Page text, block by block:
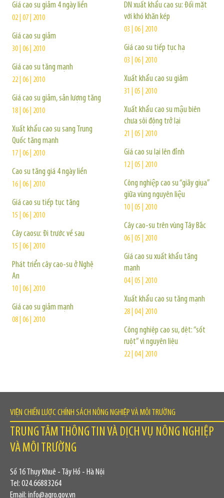
Giá cao su giảm 4 ngày liền
02 | 07 | 2010
Giá cao su giảm
30 | 06 | 2010
Giá cao su tăng mạnh
22 | 06 | 2010
Giá cao su giảm, sản lượng tăng
18 | 06 | 2010
Xuất khẩu cao su sang Trung
Quốc tăng mạnh
17 | 06 | 2010
Cao su tăng giá 4 ngày liền
16 | 06 | 2010
Giá cao su tiếp tục tăng
15 | 06 | 2010
Cây caosu: Đi trước về sau
15 | 06 | 2010
Phát triển cây cao-su ở Nghệ
An
10 | 06 | 2010
Giá cao su giảm mạnh
08 | 06 | 2010
DN xuất khẩu cao su: Đối mặt
với khó khăn kép
03 | 06 | 2010
Giá cao su tiếp tục hạ
03 | 06 | 2010
Xuất khẩu cao su giảm
31 | 05 | 2010
Xuất khẩu cao su mậu biên
chưa sôi động trở lại
21 | 05 | 2010
Giá cao su lại lên đỉnh
12 | 05 | 2010
Công nghiệp cao su “giãy giụa”
giữa vùng nguyên liệu
10 | 05 | 2010
Cây cao-su trên vùng Tây Bắc
06 | 05 | 2010
Giá cao su xuất khẩu tăng
mạnh
04 | 05 | 2010
Xuất khẩu cao su tăng mạnh
28 | 04 | 2010
Công nghiệp cao su, dệt: “sốt
ruột” vì nguyên liệu
22 | 04 | 2010
VIỆN CHIẾN LƯỢC CHÍNH SÁCH NÔNG NGHIỆP VÀ MÔI TRƯỜNG
TRUNG TÂM THÔNG TIN VÀ DỊCH VỤ NÔNG NGHIỆP
VÀ MÔI TRƯỜNG
Số 16 Thụy Khuê - Tây Hồ - Hà Nội
Tel: 024.66883264
Email: info@agro.gov.vn